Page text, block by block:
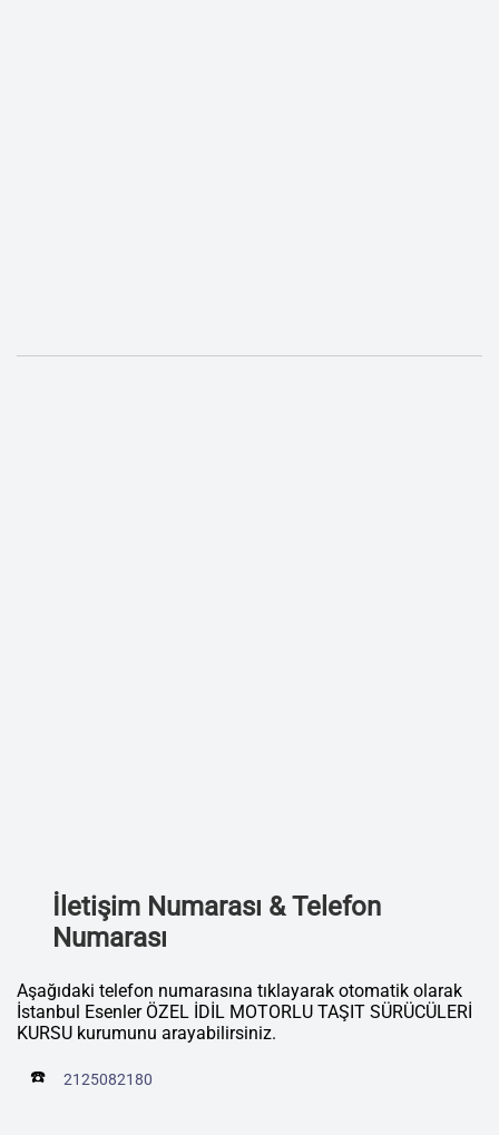
İletişim Numarası & Telefon
Numarası
Aşağıdaki telefon numarasına tıklayarak otomatik olarak
İstanbul Esenler ÖZEL İDİL MOTORLU TAŞIT SÜRÜCÜLERİ
KURSU kurumunu arayabilirsiniz.
☎️ 2125082180